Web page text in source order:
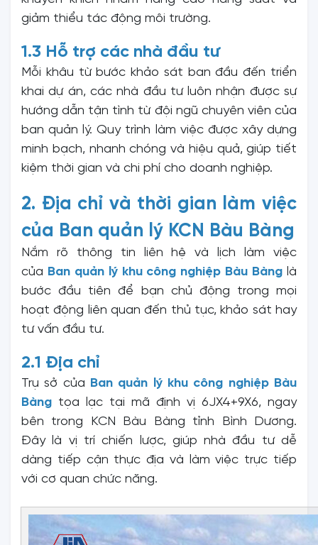
giảm thiểu tác động môi trường.
1.3 Hỗ trợ các nhà đầu tư
Mỗi khâu từ bước khảo sát ban đầu đến triển
khai dự án, các nhà đầu tư luôn nhận được sự
hướng dẫn tận tình từ đội ngũ chuyên viên của
ban quản lý. Quy trình làm việc được xây dựng
minh bạch, nhanh chóng và hiệu quả, giúp tiết
kiệm thời gian và chi phí cho doanh nghiệp.
2. Địa chỉ và thời gian làm việc
của Ban quản lý KCN Bàu Bàng
Nắm rõ thông tin liên hệ và lịch làm việc
của Ban quản lý khu công nghiệp Bàu Bàng là
bước đầu tiên để bạn chủ động trong mọi
hoạt động liên quan đến thủ tục, khảo sát hay
tư vấn đầu tư.
2.1 Địa chỉ
Trụ sở của Ban quản lý khu công nghiệp Bàu
Bàng tọa lạc tại mã định vị 6JX4+9X6, ngay
bên trong KCN Bàu Bàng tỉnh Bình Dương.
Đây là vị trí chiến lược, giúp nhà đầu tư dễ
dàng tiếp cận thực địa và làm việc trực tiếp
với cơ quan chức năng.